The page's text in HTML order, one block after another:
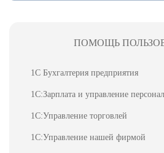
ПОМОЩЬ
1С Бухгалтерия предприятия
1С:Зарплата и управление
1С:Управление торговлей
1С:Управление нашей фирмой